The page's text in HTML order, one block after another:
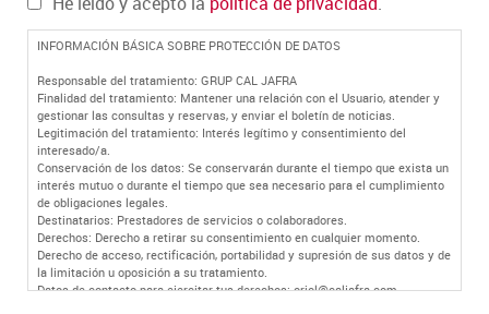
INFORMACIÓN BÁSICA SOBRE PROTECCIÓN DE DATOS
Responsable del tratamiento: GRUP CAL JAFRA
Finalidad del tratamiento: Mantener una relación con el Usuario, atender y
gestionar las consultas y reservas, y enviar el boletín de noticias.
Legitimación del tratamiento: Interés legítimo y consentimiento del
interesado/a.
Conservación de los datos: Se conservarán durante el tiempo que exista un
interés mutuo o durante el tiempo que sea necesario para el cumplimiento
de obligaciones legales.
Destinatarios: Prestadores de servicios o colaboradores.
Derechos: Derecho a retirar su consentimiento en cualquier momento.
Derecho de acceso, rectificación, portabilidad y supresión de sus datos y de
la limitación u oposición a su tratamiento.
Datos de contacto para ejercitar tus derechos: oriol@caljafra.com